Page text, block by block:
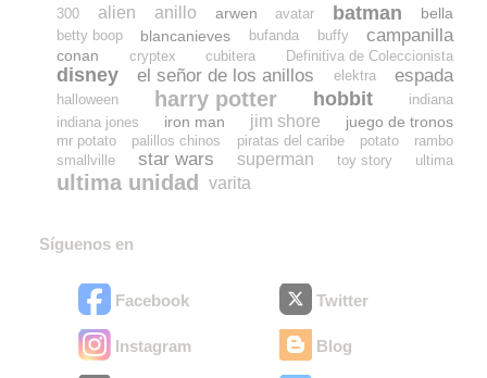
300 alien anillo arwen avatar batman bella
betty boop blancanieves bufanda buffy campanilla
conan cryptex cubitera Definitiva de Coleccionista
disney el señor de los anillos elektra espada
halloween harry potter hobbit
indiana
indiana jones
iron man jim shore juego de tronos
mr potato palillos chinos piratas del caribe potato
rambo
smallville
star wars superman toy story ultima
ultima unidad varita
Síguenos en
Facebook Twitter
Instagram Blog